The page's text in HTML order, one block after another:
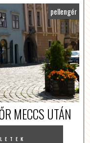
pellengér
MECCS UTÁN